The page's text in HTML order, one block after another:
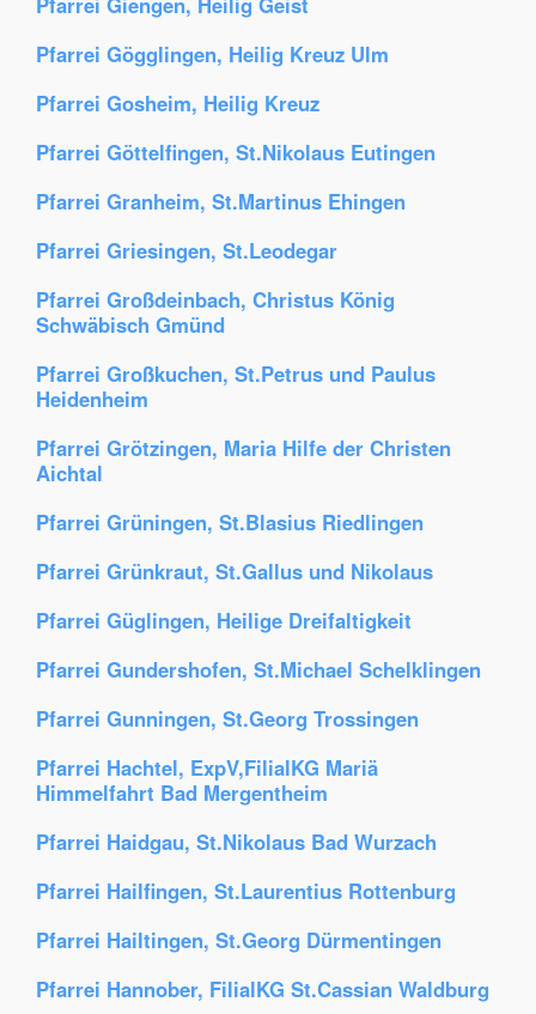
Pfarrei Gögglingen, Heilig Kreuz Ulm
Pfarrei Gosheim, Heilig Kreuz
Pfarrei Göttelfingen, St.Nikolaus Eutingen
Pfarrei Granheim, St.Martinus Ehingen
Pfarrei Griesingen, St.Leodegar
Pfarrei Großdeinbach, Christus König
Schwäbisch Gmünd
Pfarrei Großkuchen, St.Petrus und Paulus
Heidenheim
Pfarrei Grötzingen, Maria Hilfe der Christen
Aichtal
Pfarrei Grüningen, St.Blasius Riedlingen
Pfarrei Grünkraut, St.Gallus und Nikolaus
Pfarrei Güglingen, Heilige Dreifaltigkeit
Pfarrei Gundershofen, St.Michael Schelklingen
Pfarrei Gunningen, St.Georg Trossingen
Pfarrei Hachtel, ExpV,FilialKG Mariä
Himmelfahrt Bad Mergentheim
Pfarrei Haidgau, St.Nikolaus Bad Wurzach
Pfarrei Hailfingen, St.Laurentius Rottenburg
Pfarrei Hailtingen, St.Georg Dürmentingen
Pfarrei Hannober, FilialKG St.Cassian Waldburg